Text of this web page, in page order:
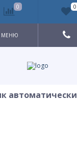
МЕНЮ
0 0